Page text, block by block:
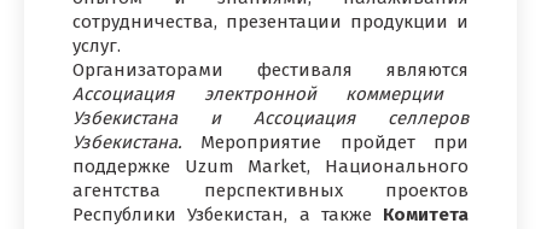
сотрудничества, презентации продукции и
услуг.
Организаторами фестиваля являются
Ассоциация электронной коммерции
Узбекистана и Ассоциация селлеров
Узбекистана. Мероприятие пройдет при
поддержке Uzum Market, Национального
агентства перспективных проектов
Республики Узбекистан, а также Комитета